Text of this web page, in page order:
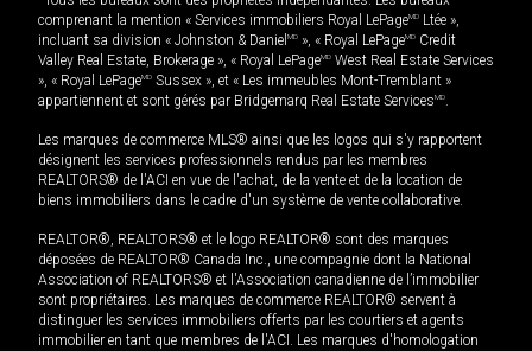
comprenant la mention « Services immobiliers Royal LePageMD Ltée »,
incluant sa division « Johnston & Daniel MD », « Royal LePageMD Credit
Valley Real Estate, Brokerage », « Royal LePageMD West Real Estate Services
», « Royal LePageMD Sussex », et « Les immeubles Mont-Tremblant »
appartiennent et sont gérés par Bridgemarq Real Estate ServicesMD.
Les marques de commerce MLS® ainsi que les logos qui s'y rapportent
désignent les services professionnels rendus par les membres
REALTORS® de l'ACI en vue de l'achat, de la vente et de la location de
biens immobiliers dans le cadre d'un système de vente collaborative.
REALTOR®, REALTORS® et le logo REALTOR® sont des marques
déposées de REALTOR® Canada Inc., une compagnie dont la National
Association of REALTORS® et l'Association canadienne de l’immobilier
sont propriétaires. Les marques de commerce REALTOR® servent à
distinguer les services immobiliers offerts par les courtiers et agents
immobilier en tant que membres de l'ACI. Les marques d'homologation